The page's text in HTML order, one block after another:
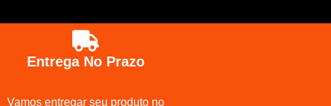
Entrega No Prazo
Vamos entregar seu produto no